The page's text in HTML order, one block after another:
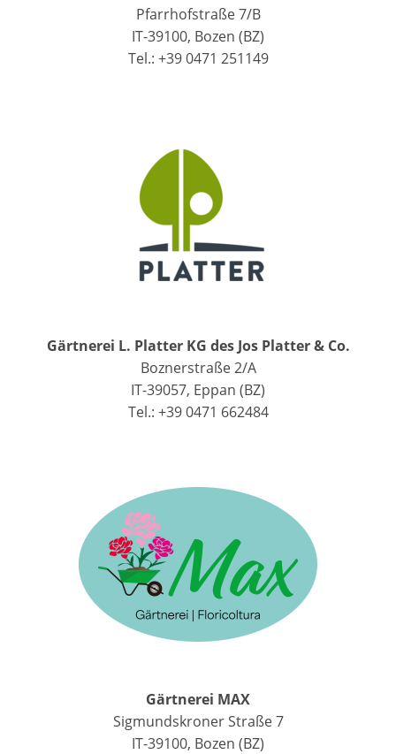
Pfarrhofstraße 7/B
IT-39100, Bozen (BZ)
Tel.: +39 0471 251149
Gärtnerei L. Platter KG des Jos Platter & Co.
Boznerstraße 2/A
IT-39057, Eppan (BZ)
Tel.: +39 0471 662484
Gärtnerei MAX
Sigmundskroner Straße 7
IT-39100, Bozen (BZ)